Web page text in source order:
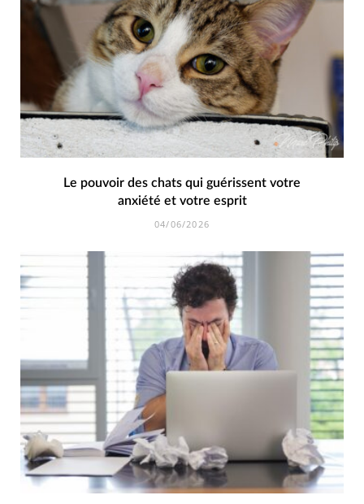
Le pouvoir des chats qui guérissent votre
anxiété et votre esprit
04/06/2026